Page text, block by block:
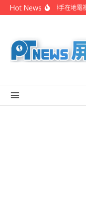
Skip to content
Hot News屏縣府聯手在地電